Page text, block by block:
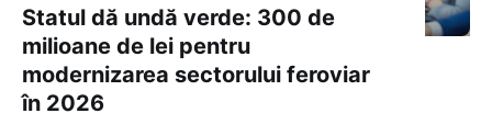
Statul dă undă verde: 300 de
milioane de lei pentru
modernizarea sectorului feroviar
în 2026